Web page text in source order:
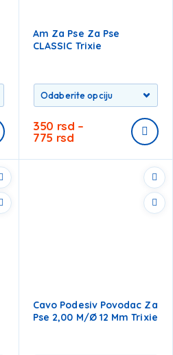
Am Za Pse Za Pse
CLASSIC Trixie
350 rsd –
775 rsd
Cavo Podesiv Povodac Za
Pse 2,00 M/ø 12 Mm Trixie